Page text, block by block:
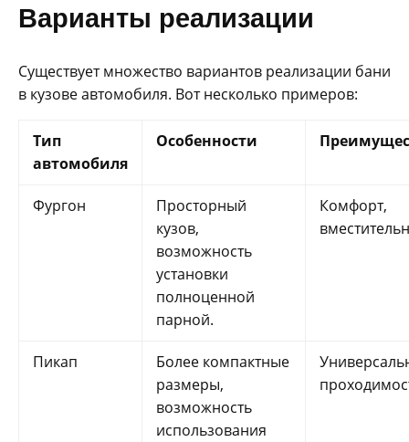
Варианты реализации
Существует множество вариантов реализации бани
в кузове автомобиля. Вот несколько примеров:
Тип
автомобиля
Особенности
Фургон
Просторный
кузов,
возможность
установки
полноценной
парной.
Комфорт,
Пикап
Более компактные
размеры,
возможность
использования